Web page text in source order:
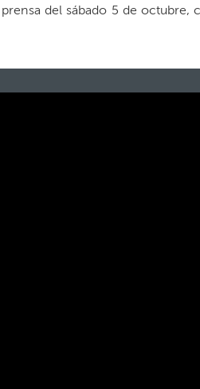
del sábado 5 de octubre,